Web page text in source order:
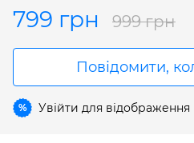
799 грн 999 грн
Повідомити,
% Увійти для